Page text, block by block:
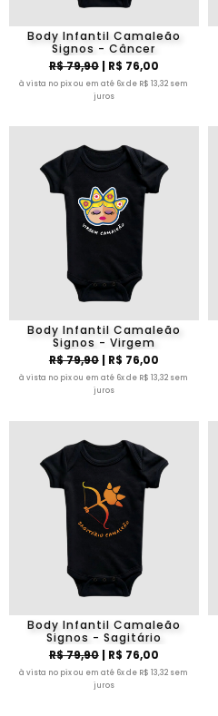
Body Infantil Camaleão
Signos - Câncer
R$ 79,90| R$ 76,00
à vista no pix ou em até 6x de R$ 13,32 sem
juros
Body Infantil Camaleão
Signos - Virgem
R$ 79,90| R$ 76,00
à vista no pix ou em até 6x de R$ 13,32 sem
juros
Body Infantil Camaleão
Signos - Sagitário
R$ 79,90| R$ 76,00
à vista no pix ou em até 6x de R$ 13,32 sem
juros